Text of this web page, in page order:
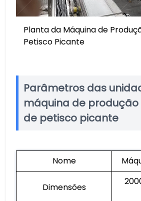
Planta da Máquina de
Petisco Picante
Parâmetros das
máquina de
de petisco picante
Nome
Dimensões